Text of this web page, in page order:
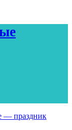
— праздник